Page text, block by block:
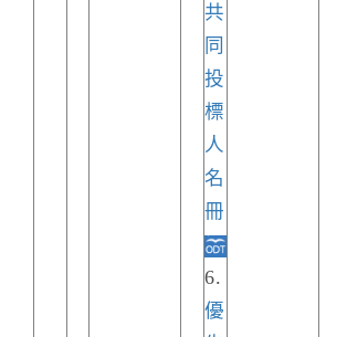
共
同
投
標
人
名
冊
6.
優